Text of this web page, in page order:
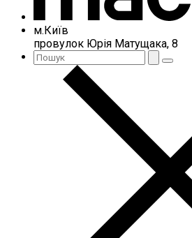
м.Київ
провулок Юрія Матущака, 8